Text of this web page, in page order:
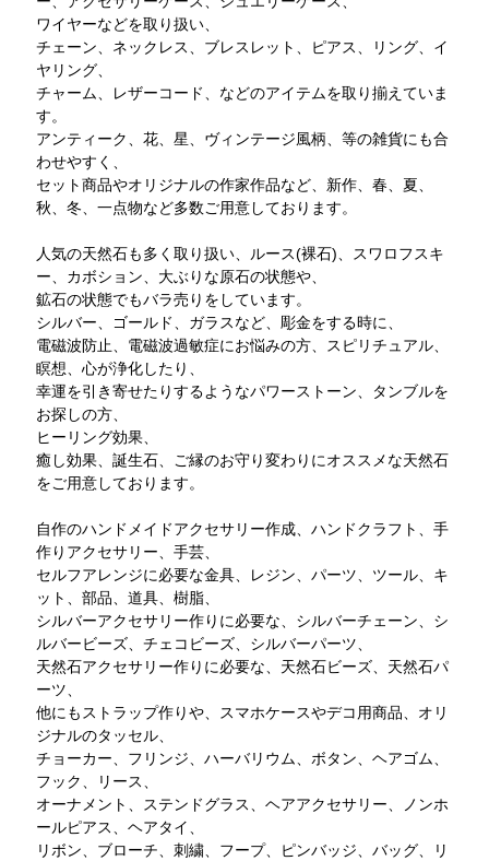
ワイヤーなどを取り扱い、
チェーン、ネックレス、ブレスレット、ピアス、リング、イ
ヤリング、
チャーム、レザーコード、などのアイテムを取り揃えていま
す。
アンティーク、花、星、ヴィンテージ風柄、等の雑貨にも合
わせやすく、
セット商品やオリジナルの作家作品など、新作、春、夏、
秋、冬、一点物など多数ご用意しております。
人気の天然石も多く取り扱い、ルース(裸石)、スワロフスキ
ー、カボション、大ぶりな原石の状態や、
鉱石の状態でもバラ売りをしています。
シルバー、ゴールド、ガラスなど、彫金をする時に、
電磁波防止、電磁波過敏症にお悩みの方、スピリチュアル、
瞑想、心が浄化したり、
幸運を引き寄せたりするようなパワーストーン、タンブルを
お探しの方、
ヒーリング効果、
癒し効果、誕生石、ご縁のお守り変わりにオススメな天然石
をご用意しております。
自作のハンドメイドアクセサリー作成、ハンドクラフト、手
作りアクセサリー、手芸、
セルフアレンジに必要な金具、レジン、パーツ、ツール、キ
ット、部品、道具、樹脂、
シルバーアクセサリー作りに必要な、シルバーチェーン、シ
ルバービーズ、チェコビーズ、シルバーパーツ、
天然石アクセサリー作りに必要な、天然石ビーズ、天然石パ
ーツ、
他にもストラップ作りや、スマホケースやデコ用商品、オリ
ジナルのタッセル、
チョーカー、フリンジ、ハーバリウム、ボタン、ヘアゴム、
フック、リース、
オーナメント、ステンドグラス、ヘアアクセサリー、ノンホ
ールピアス、ヘアタイ、
リボン、ブローチ、刺繍、フープ、ピンバッジ、バッグ、リ